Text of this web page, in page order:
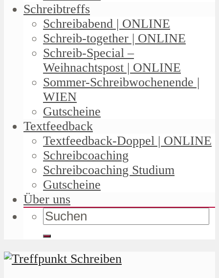
Schreibtreffs
Schreibabend | ONLINE
Schreib-together | ONLINE
Schreib-Special –
Weihnachtspost | ONLINE
Sommer-Schreibwochenende |
WIEN
Gutscheine
Textfeedback
Textfeedback-Doppel | ONLINE
Schreibcoaching
Schreibcoaching Studium
Gutscheine
Über uns